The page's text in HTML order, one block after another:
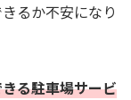
るか不安になり
る駐車場サービ